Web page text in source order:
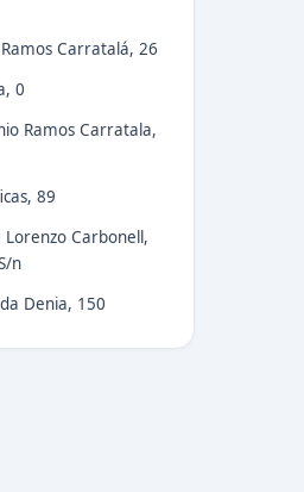
Carratalá, 26
0
Ramos Carratala,
89
Carbonell,
n
Denia, 150